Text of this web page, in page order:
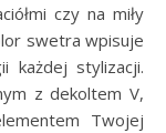
czy na miły
swetra wpisuje
każdej stylizacji.
z dekoltem V,
Twojej